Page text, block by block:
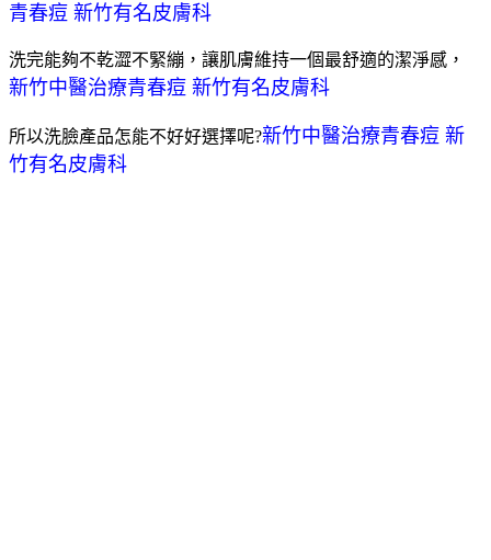
青春痘 新竹有名皮膚科
洗完能夠不乾澀不緊繃，讓肌膚維持一個最舒適的潔淨感，
新竹中醫治療青春痘 新竹有名皮膚科
所以洗臉產品怎能不好好選擇呢?新竹中醫治療青春痘 新
竹有名皮膚科